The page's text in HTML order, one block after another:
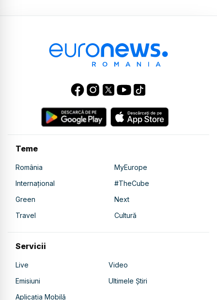
Teme
România
MyEurope
Internațional
#TheCube
Green
Next
Travel
Cultură
Servicii
Live
Video
Emisiuni
Ultimele Știri
Aplicația Mobilă